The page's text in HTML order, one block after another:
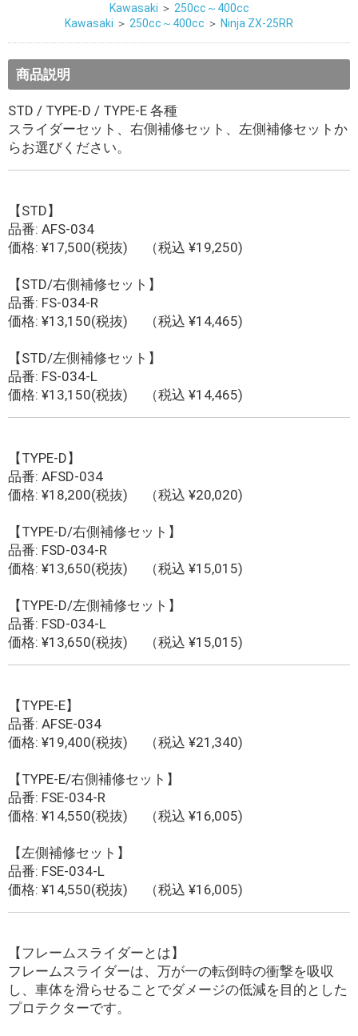
Kawasaki ＞ 250cc～400cc
Kawasaki ＞ 250cc～400cc ＞ Ninja ZX-25RR
商品説明
STD / TYPE-D / TYPE-E 各種
スライダーセット、右側補修セット、左側補修セットか
らお選びください。
【STD】
品番: AFS-034
価格: ¥17,500(税抜) （税込 ¥19,250)
【STD/右側補修セット】
品番: FS-034-R
価格: ¥13,150(税抜) （税込 ¥14,465)
【STD/左側補修セット】
品番: FS-034-L
価格: ¥13,150(税抜) （税込 ¥14,465)
【TYPE-D】
品番: AFSD-034
価格: ¥18,200(税抜) （税込 ¥20,020)
【TYPE-D/右側補修セット】
品番: FSD-034-R
価格: ¥13,650(税抜) （税込 ¥15,015)
【TYPE-D/左側補修セット】
品番: FSD-034-L
価格: ¥13,650(税抜) （税込 ¥15,015)
【TYPE-E】
品番: AFSE-034
価格: ¥19,400(税抜) （税込 ¥21,340)
【TYPE-E/右側補修セット】
品番: FSE-034-R
価格: ¥14,550(税抜) （税込 ¥16,005)
【左側補修セット】
品番: FSE-034-L
価格: ¥14,550(税抜) （税込 ¥16,005)
【フレームスライダーとは】
フレームスライダーは、万が一の転倒時の衝撃を吸収
し、車体を滑らせることでダメージの低減を目的とした
プロテクターです。